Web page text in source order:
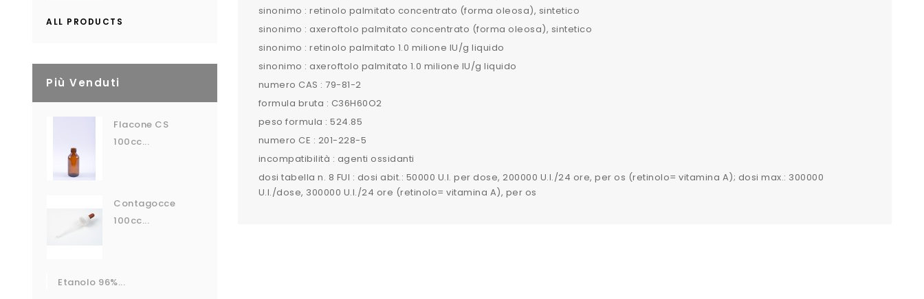
ALL PRODUCTS
Più Venduti
Flacone CS
100cc...
Contagocce
100cc...
Etanolo 96%...
sinonimo : retinolo palmitato concentrato (forma oleosa), sintetico
sinonimo : axeroftolo palmitato concentrato (forma oleosa), sintetico
sinonimo : retinolo palmitato 1.0 milione IU/g liquido
sinonimo : axeroftolo palmitato 1.0 milione IU/g liquido
numero CAS : 79-81-2
formula bruta : C36H60O2
peso formula : 524.85
numero CE : 201-228-5
incompatibilità : agenti ossidanti
dosi tabella n. 8 FUI : dosi abit.: 50000 U.I. per dose, 200000 U.I./24 ore, per os (retinolo= vitamina A); dosi max.: 300000
U.I./dose, 300000 U.I./24 ore (retinolo= vitamina A), per os